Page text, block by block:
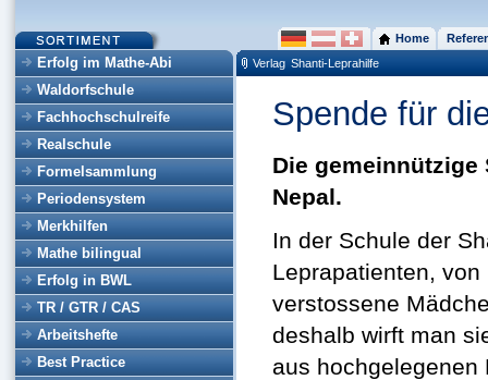
Erfolg im Mathe-Abi
Waldorfschule
Fachhochschulreife
Realschule
Formelsammlung
Periodensystem
Merkhilfen
Mathe bilingual
Erfolg in BWL
TR / GTR / CAS
Arbeitshefte
Best Practice
Home
Verlag Shanti-Leprahilfe
Spende für
Die
Nepal.
In der Schule der
Leprapatienten,
verstossene
deshalb wirft man
aus hochgelegenen